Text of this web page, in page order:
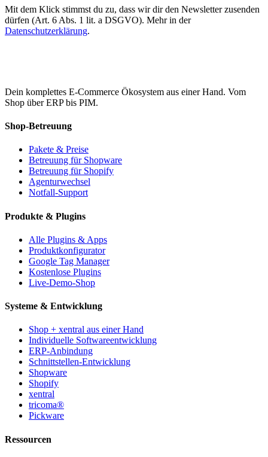
Mit dem Klick stimmst du zu, dass wir dir den Newsletter zusenden
dürfen (Art. 6 Abs. 1 lit. a DSGVO). Mehr in der
Datenschutzerklärung.
Dein komplettes E-Commerce Ökosystem aus einer Hand. Vom
Shop über ERP bis PIM.
Shop-Betreuung
Pakete & Preise
Betreuung für Shopware
Betreuung für Shopify
Agenturwechsel
Notfall-Support
Produkte & Plugins
Alle Plugins & Apps
Produktkonfigurator
Google Tag Manager
Kostenlose Plugins
Live-Demo-Shop
Systeme & Entwicklung
Shop + xentral aus einer Hand
Individuelle Softwareentwicklung
ERP-Anbindung
Schnittstellen-Entwicklung
Shopware
Shopify
xentral
tricoma®
Pickware
Ressourcen